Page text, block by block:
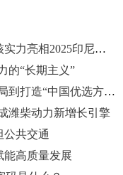
相约“胜利之城”！山东重工集团以硬核实力亮相2025印尼矿业展
的“长期主义”
潍柴动力深耕数据中心领域 从技术破局到打造“中国优选方案”
潍柴动力新增长引擎
公共交通
能高质量发展